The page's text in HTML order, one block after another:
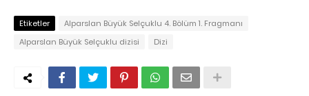
Etiketler
Alparslan Büyük Selçuklu 4. Bölüm 1. Fragmanı
Alparslan Büyük Selçuklu dizisi
Dizi